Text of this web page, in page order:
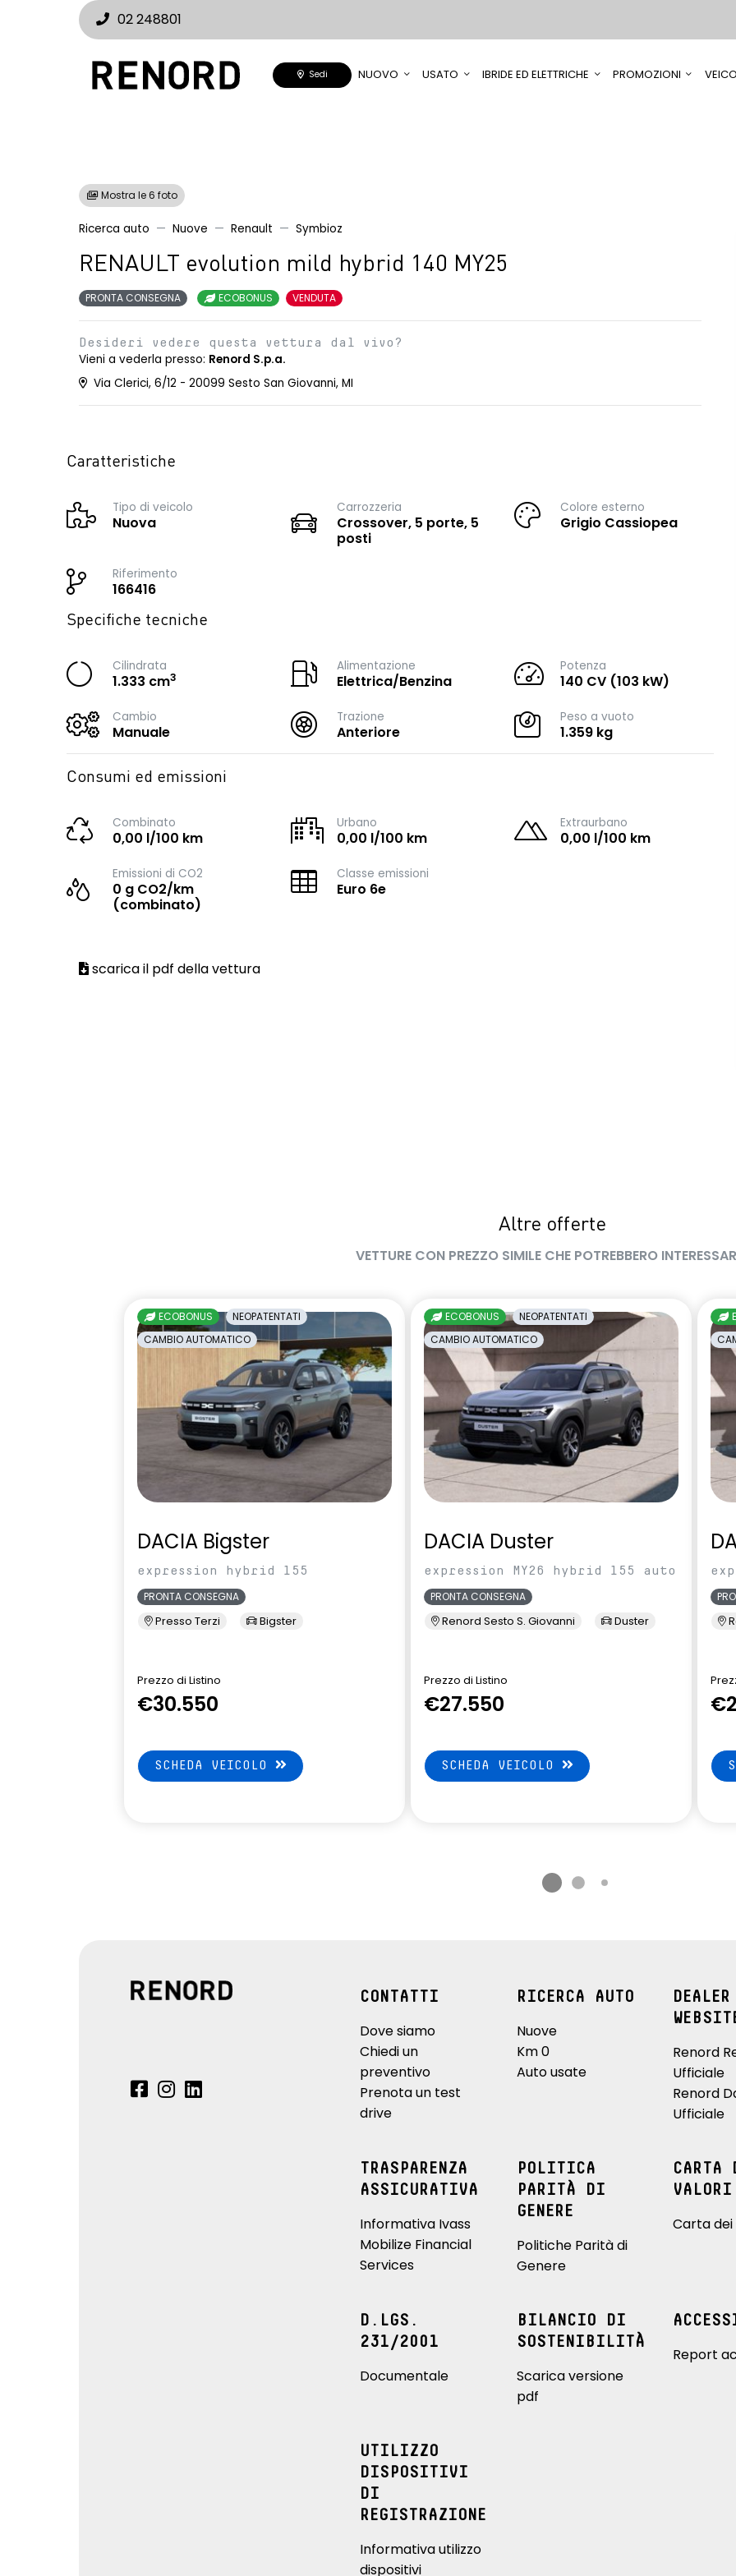
02 248801
Sedi NUOVO USATO IBRIDE ED ELETTRICHE PROMOZIONI
Mostra le 6 foto
Ricerca auto Nuove Renault Symbioz
RENAULT evolution mild hybrid 140 MY25
PRONTA CONSEGNA ECOBONUS VENDUTA
Desideri vedere questa vettura dal vivo?
Vieni a vederla presso: Renord S.p.a.
Via Clerici, 6/12 - 20099 Sesto San Giovanni, MI
Caratteristiche
Tipo di veicolo
Nuova
Carrozzeria
Crossover, 5 porte, 5
posti
Colore esterno
Grigio Cassiopea
Riferimento
166416
Specifiche tecniche
Cilindrata
1.333 cm3
Alimentazione
Elettrica/Benzina
Potenza
140 CV (103 kW)
Cambio
Manuale
Trazione
Anteriore
Peso a vuoto
1.359 kg
Consumi ed emissioni
Combinato
0,00 l/100 km
Urbano
0,00 l/100 km
Extraurbano
0,00 l/100 km
Emissioni di CO2
0 g CO2/km
(combinato)
Classe emissioni
Euro 6e
scarica il pdf della vettura
Altre offerte
VETTURE CON PREZZO SIMILE CHE POTREBBERO
ECOBONUS
NEOPATENTATI
CAMBIO AUTOMATICO
DACIA Bigster
expression hybrid 155
PRONTA CONSEGNA
Presso Terzi Bigster
Prezzo di Listino
€30.550
SCHEDA VEICOLO
ECOBONUS
NEOPATENTATI
CAMBIO AUTOMATICO
DACIA Duster
expression MY26 hybrid 155 auto
PRONTA CONSEGNA
Renord Sesto S. Giovanni Duster
Prezzo di Listino
€27.550
SCHEDA VEICOLO
CONTATTI
Dove siamo
Chiedi un
preventivo
Prenota un test
drive
RICERCA AUTO
Nuove
Km 0
Auto usate
DEALER
Renord
Ufficiale
Renord
Ufficiale
TRASPARENZA
ASSICURATIVA
Informativa Ivass
Mobilize Financial
Services
POLITICA
PARITÀ DI
GENERE
Politiche Parità di
Genere
CARTA
VALORI
Carta dei
D.LGS.
231/2001
Documentale
BILANCIO DI
SOSTENIBILITÀ
Scarica versione
pdf
Report
UTILIZZO
DISPOSITIVI
DI
REGISTRAZIONE
Informativa utilizzo
dispositivi